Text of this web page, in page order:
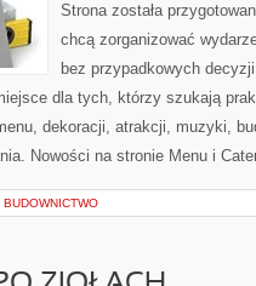
Strona została
chcą zorganizować
bez przypadkowych
dla tych, którzy szukają
dekoracji, atrakcji, muzyki,
Nowości na stronie Menu i